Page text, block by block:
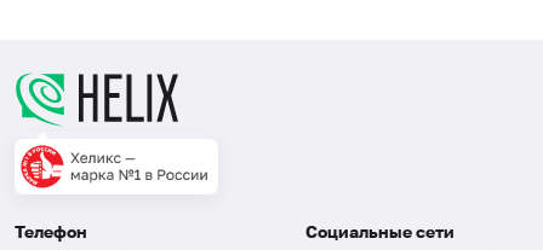
Телефон Социальные сети